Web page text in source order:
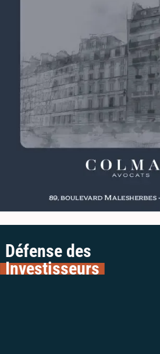
Défense des
Investisseurs